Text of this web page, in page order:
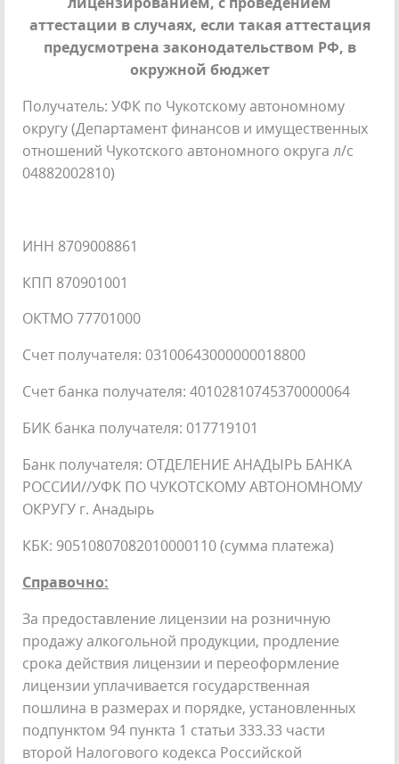
аттестации в случаях, если такая аттестация
предусмотрена законодательством РФ, в
окружной бюджет
Получатель: УФК по Чукотскому автономному
округу (Департамент финансов и имущественных
отношений Чукотского автономного округа л/с
04882002810)
ИНН 8709008861
КПП 870901001
ОКТМО 77701000
Счет получателя: 03100643000000018800
Счет банка получателя: 40102810745370000064
БИК банка получателя: 017719101
Банк получателя: ОТДЕЛЕНИЕ АНАДЫРЬ БАНКА
РОССИИ//УФК ПО ЧУКОТСКОМУ АВТОНОМНОМУ
ОКРУГУ г. Анадырь
КБК: 90510807082010000110 (сумма платежа)
Справочно:
За предоставление лицензии на розничную
продажу алкогольной продукции, продление
срока действия лицензии и переоформление
лицензии уплачивается государственная
пошлина в размерах и порядке, установленных
подпунктом 94 пункта 1 статьи 333.33 части
второй Налогового кодекса Российской